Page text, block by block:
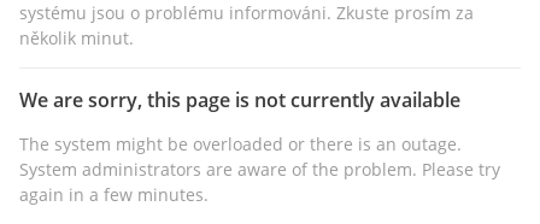
systému jsou o problému informováni. Zkuste prosím za
několik minut.
We are sorry, this page is not currently available
The system might be overloaded or there is an outage.
System administrators are aware of the problem. Please try
again in a few minutes.